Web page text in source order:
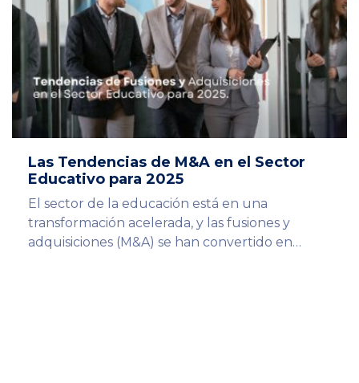
Las Tendencias de M&A en el Sector
Educativo para 2025
El sector de la educación está en una
transformación acelerada, y las fusiones y
adquisiciones (M&A) se han convertido en…